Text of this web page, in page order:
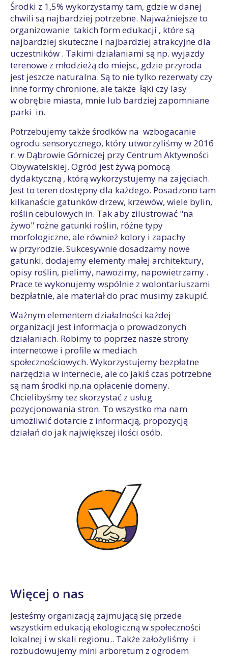
Środki z 1,5% wykorzystamy tam, gdzie w danej
chwili są najbardziej potrzebne. Najważniejsze to
organizowanie takich form edukacji , które są
najbardziej skuteczne i najbardziej atrakcyjne dla
uczestników . Takimi działaniami są np. wyjazdy
terenowe z młodzieżą do miejsc, gdzie przyroda
jest jeszcze naturalna. Są to nie tylko rezerwaty czy
inne formy chronione, ale także łąki czy lasy
w obrębie miasta, mnie lub bardziej zapomniane
parki in.
Potrzebujemy także środków na wzbogacanie
ogrodu sensorycznego, który utworzyliśmy w 2016
r. w Dąbrowie Górniczej przy Centrum Aktywności
Obywatelskiej. Ogród jest żywą pomocą
dydaktyczną , którą wykorzystujemy na zajęciach.
Jest to teren dostępny dla każdego. Posadzono tam
kilkanaście gatunków drzew, krzewów, wiele bylin,
roślin cebulowych in. Tak aby zilustrować "na
żywo" rożne gatunki roślin, różne typy
morfologiczne, ale również kolory i zapachy
w przyrodzie. Sukcesywnie dosadzamy nowe
gatunki, dodajemy elementy małej architektury,
opisy roślin, pielimy, nawozimy, napowietrzamy .
Prace te wykonujemy wspólnie z wolontariuszami
bezpłatnie, ale materiał do prac musimy zakupić.
Ważnym elementem działalności każdej
organizacji jest informacja o prowadzonych
działaniach. Robimy to poprzez nasze strony
internetowe i profile w mediach
społecznościowych. Wykorzystujemy bezpłatne
narzędzia w internecie, ale co jakiś czas potrzebne
są nam środki np.na opłacenie domeny.
Chcielibyśmy tez skorzystać z usług
pozycjonowania stron. To wszystko ma nam
umożliwić dotarcie z informacją, propozycją
działań do jak największej ilości osób.
Więcej o nas
Jesteśmy organizacją zajmującą się przede
wszystkim edukacją ekologiczną w społeczności
lokalnej i w skali regionu.. Także założyliśmy i
rozbudowujemy mini arboretum z ogrodem